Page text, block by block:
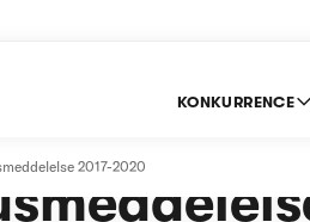
KONKURRENCE
2017-2020